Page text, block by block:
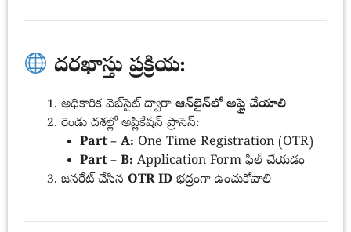
దరఖాస్తు ప్రక్రియ:
అధికారిక వెబ్‌సైట్‌ ద్వారా ఆన్‌లైన్‌లో అప్లై చేయాలి
రెండు దశల్లో అప్లికేషన్ ప్రాసెస్:
Part – A: One Time Registration (OTR)
Part – B: Application Form ఫిల్ చేయడం
జనరేట్ చేసిన OTR ID భద్రంగా ఉంచుకోవాలి